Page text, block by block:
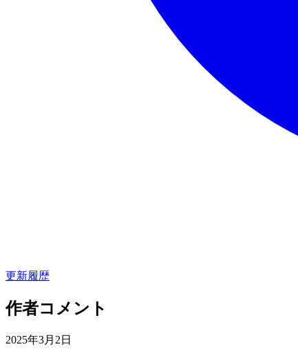
更新履歴
作者コメント
2025年3月2日